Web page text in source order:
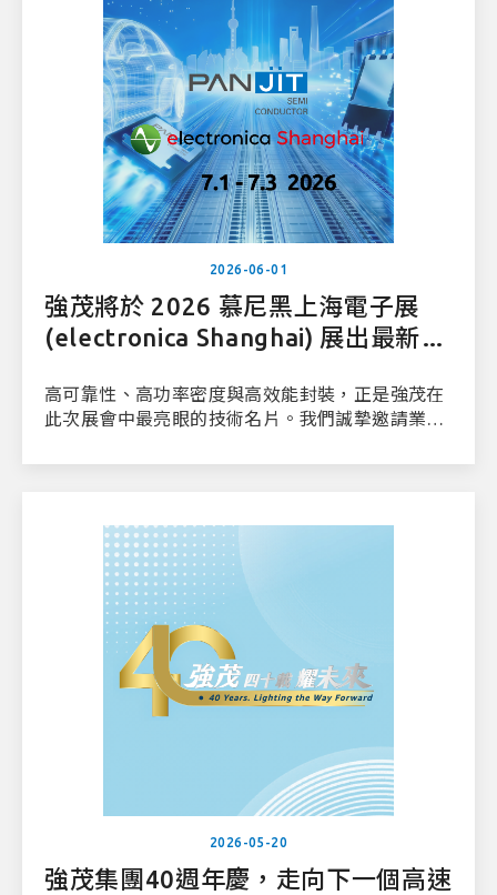
2026-06-01
強茂將於 2026 慕尼黑上海電子展
(electronica Shanghai) 展出最新功
高可靠性、高功率密度與高效能封裝，正是強茂在
此次展會中最亮眼的技術名片。我們誠摯邀請業界
的專業技術團隊進行深入的交流與探討。
2026-05-20
強茂集團40週年慶，走向下一個高速